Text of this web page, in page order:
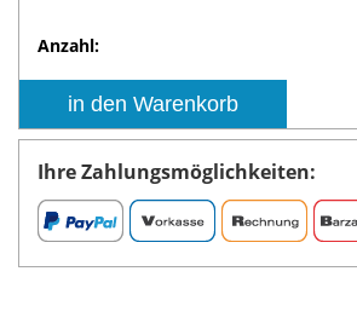
Anzahl:
in den Warenkorb
Ihre Zahlungsmöglichkeiten: